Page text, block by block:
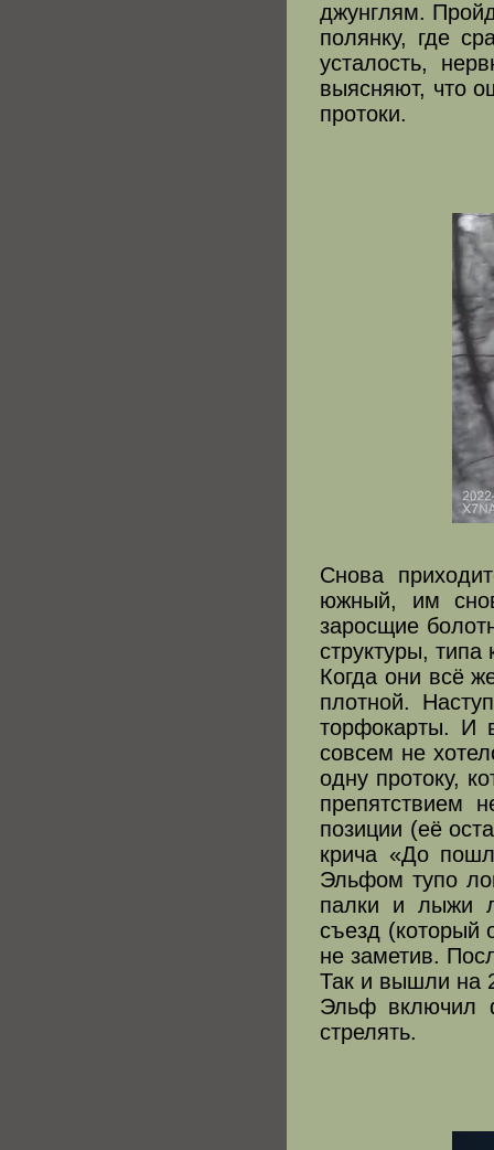
джунглям.
полянку, где
усталость,
выясняют, что
протоки.
Снова
южный, им
заросщие
структуры, типа
Когда они всё
плотной.
торфокарты. И
совсем не
одну протоку,
препятствием
позиции (её
крича «До
Эльфом тупо
палки и лыжи
съезд (который
не заметив.
Так и вышли на
Эльф включил
стрелять.